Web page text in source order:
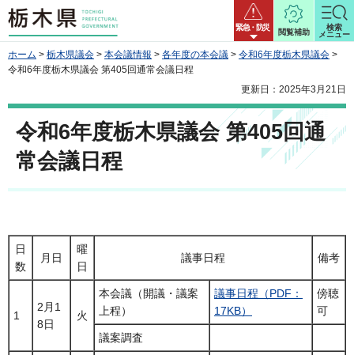
栃木県 緊急・防災
閲覧補助
検索
メニュー
ホーム > 栃木県議会 > 本会議情報 > 各年度の本会議 > 令和6年度栃木県議会 >
令和6年度栃木県議会 第405回通常会議日程
更新日：2025年3月21日
令和6年度栃木県議会 第405回通
常会議日程
日
数
月日
曜
日
議事日程 備考
1
2月1
8日
火
本会議（開議・議案
上程）
議事日程（PDF：
17KB）
傍聴
可
議案調査